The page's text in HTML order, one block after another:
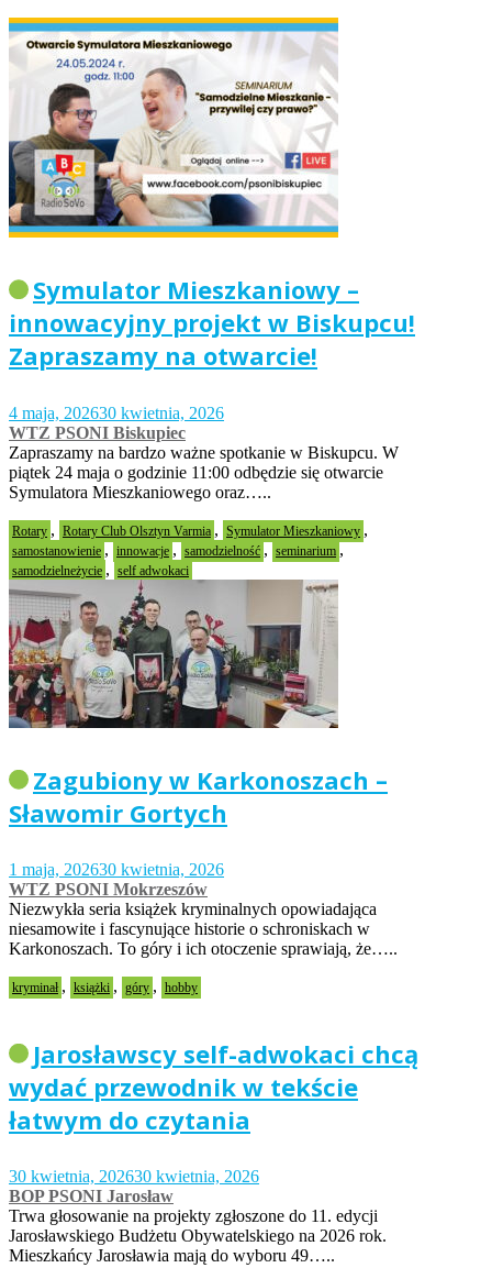
Symulator Mieszkaniowy –
innowacyjny projekt w Biskupcu!
Zapraszamy na otwarcie!
4 maja, 202630 kwietnia, 2026
WTZ PSONI Biskupiec
Zapraszamy na bardzo ważne spotkanie w Biskupcu. W
piątek 24 maja o godzinie 11:00 odbędzie się otwarcie
Symulatora Mieszkaniowego oraz…..
Rotary , Rotary Club Olsztyn Varmia , Symulator Mieszkaniowy ,
samostanowienie , innowacje , samodzielność , seminarium ,
samodzielneżycie , self adwokaci
Zagubiony w Karkonoszach –
Sławomir Gortych
1 maja, 202630 kwietnia, 2026
WTZ PSONI Mokrzeszów
Niezwykła seria książek kryminalnych opowiadająca
niesamowite i fascynujące historie o schroniskach w
Karkonoszach. To góry i ich otoczenie sprawiają, że…..
kryminał , książki , góry , hobby
Jarosławscy self-adwokaci chcą
wydać przewodnik w tekście
łatwym do czytania
30 kwietnia, 202630 kwietnia, 2026
BOP PSONI Jarosław
Trwa głosowanie na projekty zgłoszone do 11. edycji
Jarosławskiego Budżetu Obywatelskiego na 2026 rok.
Mieszkańcy Jarosławia mają do wyboru 49…..